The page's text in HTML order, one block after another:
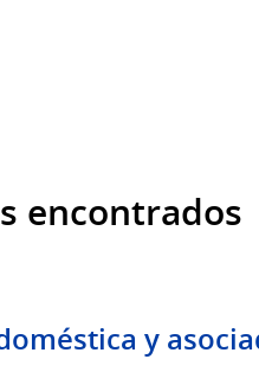
encontrados
y